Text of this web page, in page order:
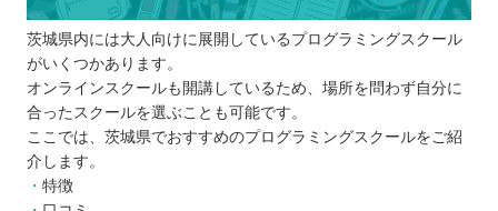
スケジュール
受講形式
受講料
カリキュラム
サポート体制
プログラミングスクールに通う5つのメリット
茨城県内には大人向けに展開しているプログラミングスクール
がいくつかあります。
オンラインスクールも開講しているため、場所を問わず自分に
合ったスクールを選ぶことも可能です。
ここでは、茨城県でおすすめのプログラミングスクールをご紹
介します。
特徴